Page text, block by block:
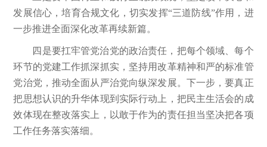
发展信心，培育合规文化，切实发挥“三道防线”作用，进
一步推进全面深化改革再续新篇。
四是要扛牢管党治党的政治责任，把每个领域、每个
环节的党建工作抓深抓实，坚持用改革精神和严的标准管
党治党，推动全面从严治党向纵深发展。下一步，要真正
把思想认识的升华体现到实际行动上，把民主生活会的成
效体现在整改落实上，以敢于作为的责任担当坚决把各项
工作任务落实落细。